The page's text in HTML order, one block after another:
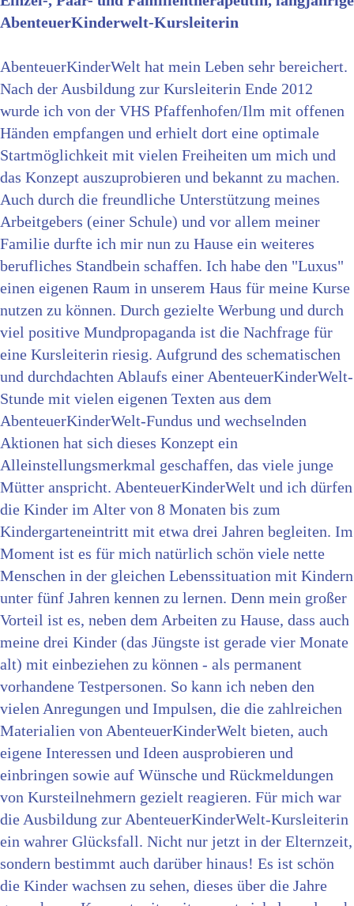
AbenteuerKinderwelt-Kursleiterin
AbenteuerKinderWelt hat mein Leben sehr bereichert.
Nach der Ausbildung zur Kursleiterin Ende 2012
wurde ich von der VHS Pfaffenhofen/Ilm mit offenen
Händen empfangen und erhielt dort eine optimale
Startmöglichkeit mit vielen Freiheiten um mich und
das Konzept auszuprobieren und bekannt zu machen.
Auch durch die freundliche Unterstützung meines
Arbeitgebers (einer Schule) und vor allem meiner
Familie durfte ich mir nun zu Hause ein weiteres
berufliches Standbein schaffen. Ich habe den "Luxus"
einen eigenen Raum in unserem Haus für meine Kurse
nutzen zu können. Durch gezielte Werbung und durch
viel positive Mundpropaganda ist die Nachfrage für
eine Kursleiterin riesig. Aufgrund des schematischen
und durchdachten Ablaufs einer AbenteuerKinderWelt-
Stunde mit vielen eigenen Texten aus dem
AbenteuerKinderWelt-Fundus und wechselnden
Aktionen hat sich dieses Konzept ein
Alleinstellungsmerkmal geschaffen, das viele junge
Mütter anspricht. AbenteuerKinderWelt und ich dürfen
die Kinder im Alter von 8 Monaten bis zum
Kindergarteneintritt mit etwa drei Jahren begleiten. Im
Moment ist es für mich natürlich schön viele nette
Menschen in der gleichen Lebenssituation mit Kindern
unter fünf Jahren kennen zu lernen. Denn mein großer
Vorteil ist es, neben dem Arbeiten zu Hause, dass auch
meine drei Kinder (das Jüngste ist gerade vier Monate
alt) mit einbeziehen zu können - als permanent
vorhandene Testpersonen. So kann ich neben den
vielen Anregungen und Impulsen, die die zahlreichen
Materialien von AbenteuerKinderWelt bieten, auch
eigene Interessen und Ideen ausprobieren und
einbringen sowie auf Wünsche und Rückmeldungen
von Kursteilnehmern gezielt reagieren. Für mich war
die Ausbildung zur AbenteuerKinderWelt-Kursleiterin
ein wahrer Glücksfall. Nicht nur jetzt in der Elternzeit,
sondern bestimmt auch darüber hinaus! Es ist schön
die Kinder wachsen zu sehen, dieses über die Jahre